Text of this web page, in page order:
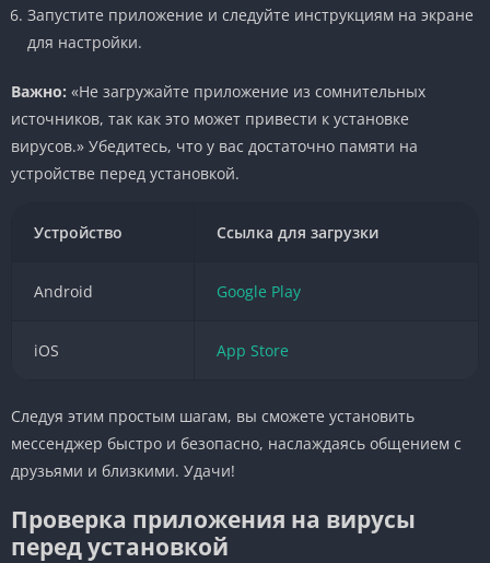
Запустите приложение и следуйте инструкциям на экране
для настройки.
Важно: «Не загружайте приложение из сомнительных
источников, так как это может привести к установке
вирусов.» Убедитесь, что у вас достаточно памяти на
устройстве перед установкой.
Устройство Ссылка для загрузки
Android Google Play
iOS App Store
Следуя этим простым шагам, вы сможете установить
мессенджер быстро и безопасно, наслаждаясь общением с
друзьями и близкими. Удачи!
Проверка приложения на вирусы
перед установкой